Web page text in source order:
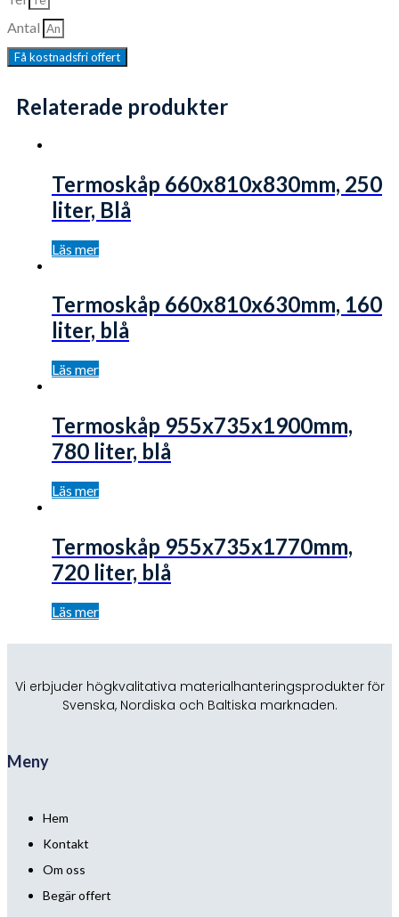
Antal
Få kostnadsfri offert
Relaterade produkter
Termoskåp 660x810x830mm, 250
liter, Blå
Läs mer
Termoskåp 660x810x630mm, 160
liter, blå
Läs mer
Termoskåp 955x735x1900mm,
780 liter, blå
Läs mer
Termoskåp 955x735x1770mm,
720 liter, blå
Läs mer
Vi erbjuder högkvalitativa materialhanteringsprodukter för
Svenska, Nordiska och Baltiska marknaden.
Meny
Hem
Kontakt
Om oss
Begär offert